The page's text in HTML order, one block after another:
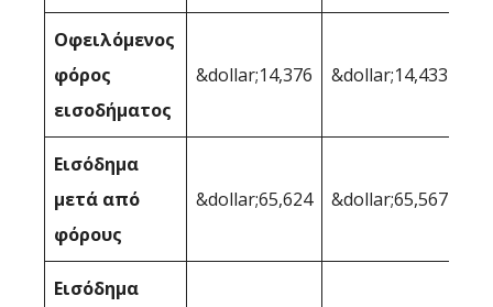
Οφειλόμενος
φόρος
εισοδήματος
&dollar;14,376 &dollar;14,433
Εισόδημα
μετά από
φόρους
&dollar;65,624 &dollar;65,567
Εισόδημα